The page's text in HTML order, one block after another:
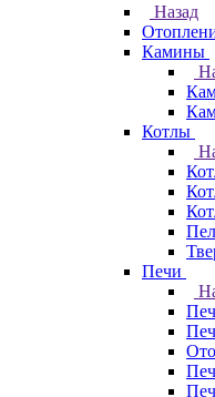
Назад
Камины
Котлы
Печи